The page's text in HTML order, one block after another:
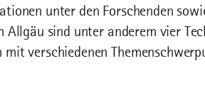
unter den Forschenden
Allgäu sind unter anderem vier
verschiedenen